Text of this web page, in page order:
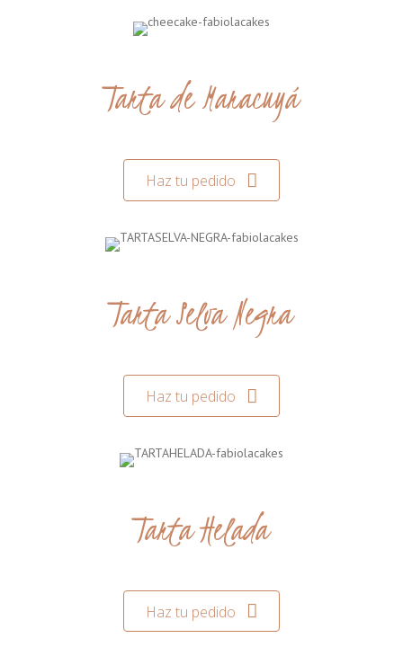
Tarta de Maracuyá
Haz tu pedido
Tarta Selva Negra
Haz tu pedido
Tarta Helada
Haz tu pedido